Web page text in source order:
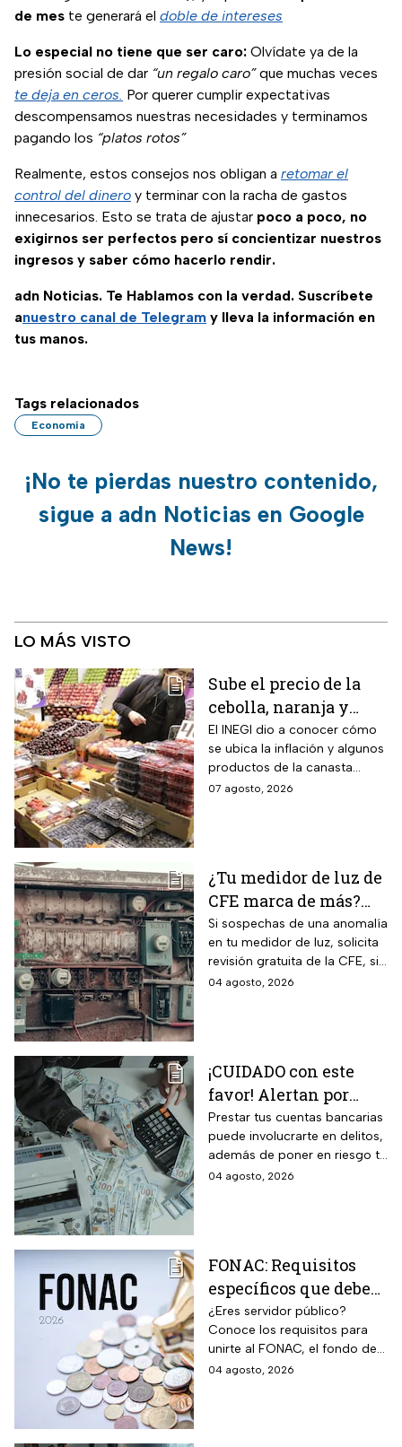
de mes te generará el doble de intereses
Lo especial no tiene que ser caro: Olvídate ya de la
presión social de dar “un regalo caro”que muchas veces
te deja en ceros. Por querer cumplir expectativas
descompensamos nuestras necesidades y terminamos
pagando los “platos rotos”
Realmente, estos consejos nos obligan a retomar el
control del dinero y terminar con la racha de gastos
innecesarios. Esto se trata de ajustar poco a poco, no
exigirnos ser perfectos pero sí concientizar nuestros
ingresos y saber cómo hacerlo rendir.
adn Noticias. Te Hablamos con la verdad. Suscríbete
anuestro canal de Telegram y lleva la información en
tus manos.
Tags relacionados
Economía
¡No te pierdas nuestro contenido,
sigue a adn Noticias en Google
News!
LO MÁS VISTO
Sube el precio de la
cebolla, naranja y
otros alimentos de la
canasta básica por la
inflación
El INEGI dio a conocer cómo
se ubica la inflación y algunos
productos de la canasta
básica incrementaron sus
07 agosto, 2026
¿Tu medidor de luz de
CFE marca de más?
Así puedes saber si
presenta una falla
Si sospechas de una anomalía
en tu medidor de luz, solicita
revisión gratuita de la CFE, si
hay falla es totalmente
04 agosto, 2026
¡CUIDADO con este
favor! Alertan por
préstamo de cuentas
bancarias: razón por la
que debes decir que
Prestar tus cuentas bancarias
puede involucrarte en delitos,
además de poner en riesgo tu
patrimonio y situación legal;
04 agosto, 2026
FONAC: Requisitos
específicos que deben
cumplir los
trabajadores para
participar en él
¿Eres servidor público?
Conoce los requisitos para
unirte al FONAC, el fondo de
ahorro Capitalizable de los
04 agosto, 2026